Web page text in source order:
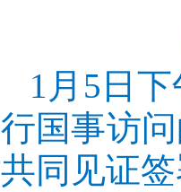
1月5日
行国事访
共同见证